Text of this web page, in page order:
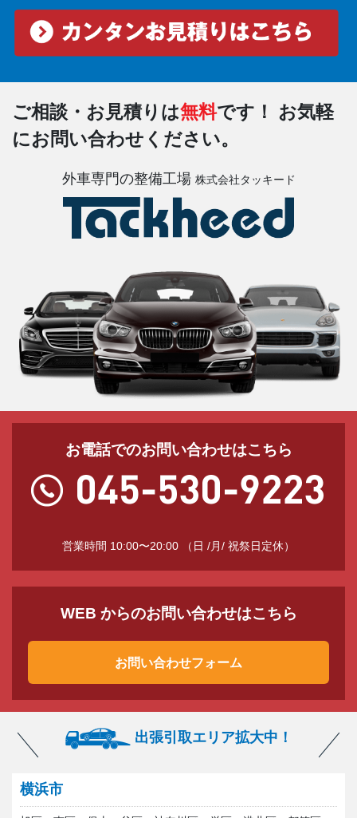
ご相談・お見積りは無料です！
お気軽
にお問い合わせください。
外車専門の整備工場 株式会社タッキード
お電話でのお問い合わせはこちら
営業時間 10:00〜20:00 （日 /月/ 祝祭日定休）
WEB からのお問い合わせはこちら
お問い合わせフォーム
出張引取エリア拡大中！
横浜市